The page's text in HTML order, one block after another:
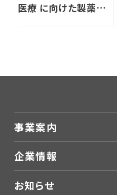
医療 に向けた製薬企
事業案内
企業情報
お知らせ